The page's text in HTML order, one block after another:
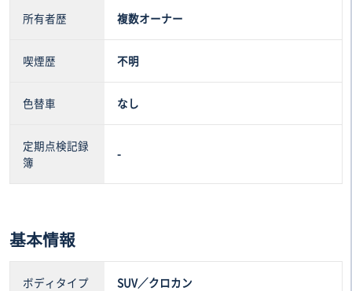
所有者歴 複数オーナー
喫煙歴 不明
色替車 なし
定期点検記録
簿
-
基本情報
ボディタイプ SUV／クロカン